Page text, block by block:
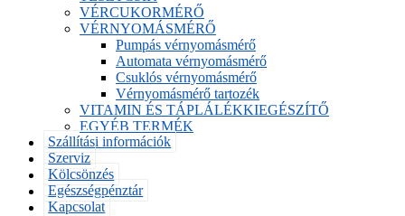
VÉRCUKORMÉRŐ
VÉRNYOMÁSMÉRŐ
Pumpás vérnyomásmérő
Automata vérnyomásmérő
Csuklós vérnyomásmérő
Vérnyomásmérő tartozék
VITAMIN ÉS TÁPLÁLÉKKIEGÉSZÍTŐ
EGYÉB TERMÉK
Szállítási információk
Szerviz
Kölcsönzés
Egészségpénztár
Kapcsolat